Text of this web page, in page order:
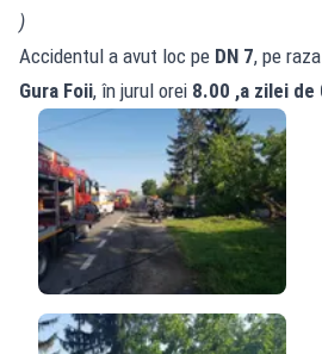
)
Accidentul a avut loc pe DN 7, pe
Gura Foii, în jurul orei 8.00 ,a zilei de